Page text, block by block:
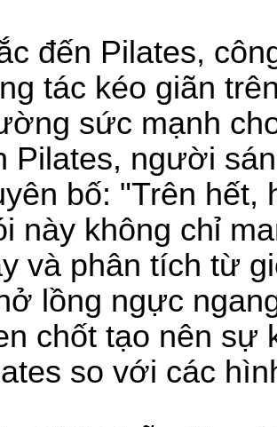
đến Pilates,
tác kéo giãn
sức mạnh
Pilates, người
bố: "Trên hết,
này không chỉ
và phân tích từ
lồng ngực
chốt tạo nên sự
so với các